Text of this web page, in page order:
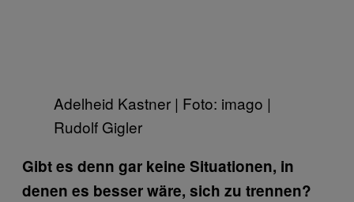
Adelheid Kastner | Foto: imago |
Rudolf Gigler
Gibt es denn gar keine Situationen, in
denen es besser wäre, sich zu trennen?